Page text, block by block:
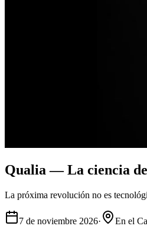
Qualia — La ciencia
La próxima revolución no es
7 de noviembre 2026·
En el